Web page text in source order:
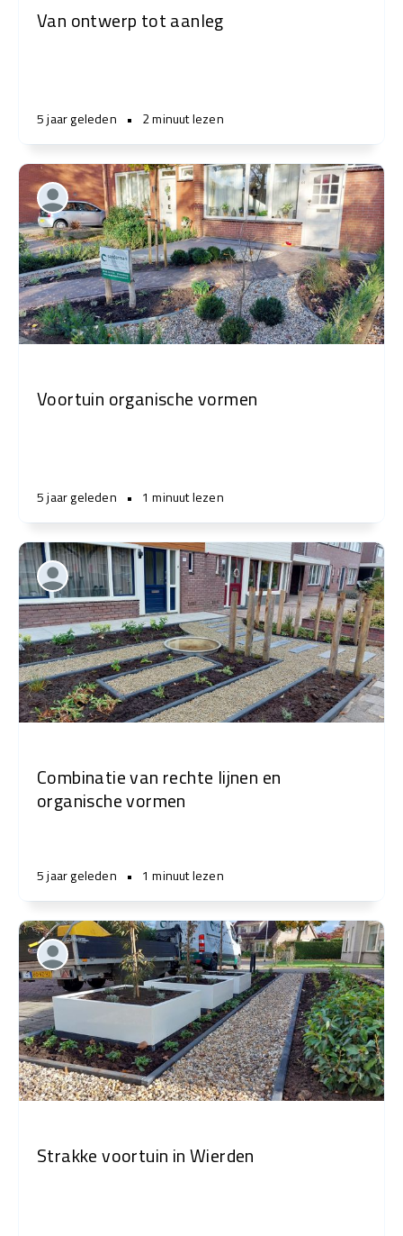
Van ontwerp tot aanleg
5 jaar geleden • 2 minuut lezen
Voortuin organische vormen
5 jaar geleden • 1 minuut lezen
Combinatie van rechte lijnen en
organische vormen
5 jaar geleden • 1 minuut lezen
Strakke voortuin in Wierden